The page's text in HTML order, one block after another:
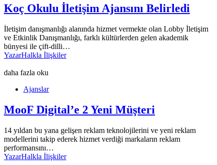
Koç Okulu İletişim Ajansını Belirledi
İletişim danışmanlığı alanında hizmet vermekte olan Lobby İletişim
ve Etkinlik Danışmanlığı, farklı kültürlerden gelen akademik
bünyesi ile çift-dilli…
YazarHalkla İlişkiler
daha fazla oku
Ajanslar
MooF Digital’e 2 Yeni Müşteri
14 yıldan bu yana gelişen reklam teknolojilerini ve yeni reklam
modellerini takip ederek hizmet verdiği markaların reklam
performansını…
YazarHalkla İlişkiler